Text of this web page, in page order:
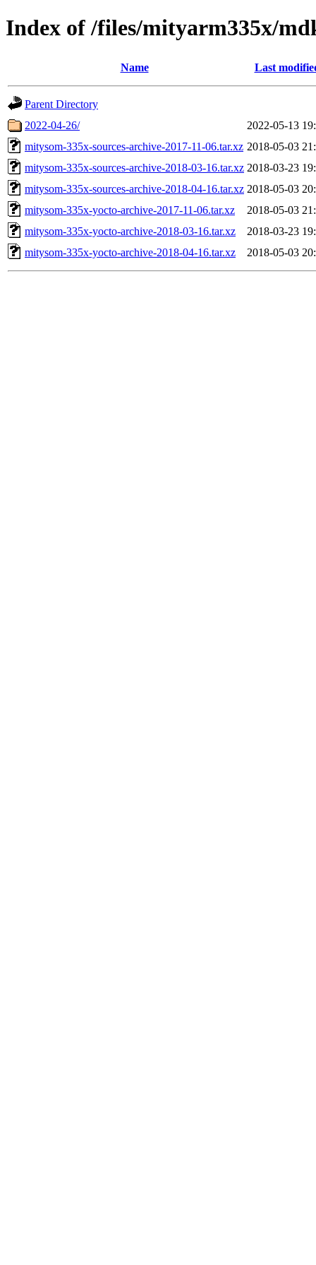
Index of /files/mityarm335x/
Name Last
Parent Directory
2022-04-26/
2022-05-13
mitysom-335x-sources-archive-2017-11-06.tar.xz 2018-05-03
mitysom-335x-sources-archive-2018-03-16.tar.xz 2018-03-23
mitysom-335x-sources-archive-2018-04-16.tar.xz 2018-05-03
mitysom-335x-yocto-archive-2017-11-06.tar.xz
2018-05-03
mitysom-335x-yocto-archive-2018-03-16.tar.xz
2018-03-23
mitysom-335x-yocto-archive-2018-04-16.tar.xz
2018-05-03